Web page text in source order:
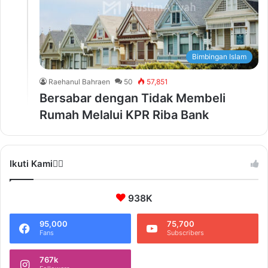
Bimbingan Islam
Raehanul Bahraen 50 57,851
Bersabar dengan Tidak Membeli
Rumah Melalui KPR Riba Bank
Ikuti Kami❤️‍🔥
938K
95,000
Fans
75,700
Subscribers
767k